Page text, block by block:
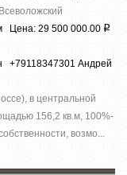
Цена: 29 500 000.00 Р
+79118347301 Андрей
в центральной
156,2 кв.м, 100%-
возмо...